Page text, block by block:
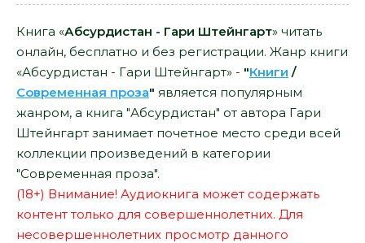
Книга «Абсурдистан - Гари Штейнгарт» читать
онлайн, бесплатно и без регистрации. Жанр книги
«Абсурдистан - Гари Штейнгарт» - "Книги /
Современная проза" является популярным
жанром, а книга "Абсурдистан" от автора Гари
Штейнгарт занимает почетное место среди всей
коллекции произведений в категории
"Современная проза".
(18+) Внимание! Аудиокнига может содержать
контент только для совершеннолетних. Для
несовершеннолетних просмотр данного